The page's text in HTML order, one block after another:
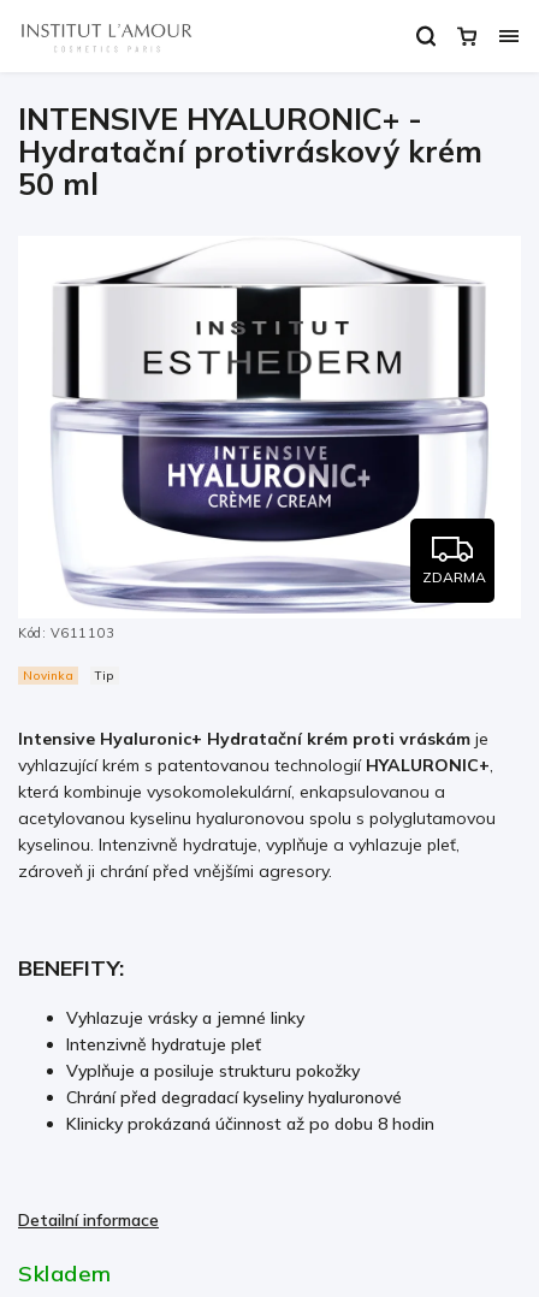
INTENSIVE HYALURONIC+ -
Hydratační protivráskový krém
50 ml
ZDARMA
Kód: V611103
Novinka Tip
Intensive Hyaluronic+ Hydratační krém proti vráskám je
vyhlazující krém s patentovanou technologií HYALURONIC+,
která kombinuje vysokomolekulární, enkapsulovanou a
acetylovanou kyselinu hyaluronovou spolu s polyglutamovou
kyselinou. Intenzivně hydratuje, vyplňuje a vyhlazuje pleť,
zároveň ji chrání před vnějšími agresory.
BENEFITY:
Vyhlazuje vrásky a jemné linky
Intenzivně hydratuje pleť
Vyplňuje a posiluje strukturu pokožky
Chrání před degradací kyseliny hyaluronové
Klinicky prokázaná účinnost až po dobu 8 hodin
Detailní informace
Skladem